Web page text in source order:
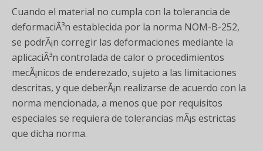
Cuando el material no cumpla con la tolerancia de
deformaciÃ³n establecida por la norma NOM-B-252,
se podrÃ¡n corregir las deformaciones mediante la
aplicaciÃ³n controlada de calor o procedimientos
mecÃ¡nicos de enderezado, sujeto a las limitaciones
descritas, y que deberÃ¡n realizarse de acuerdo con la
norma mencionada, a menos que por requisitos
especiales se requiera de tolerancias mÃ¡s estrictas
que dicha norma.